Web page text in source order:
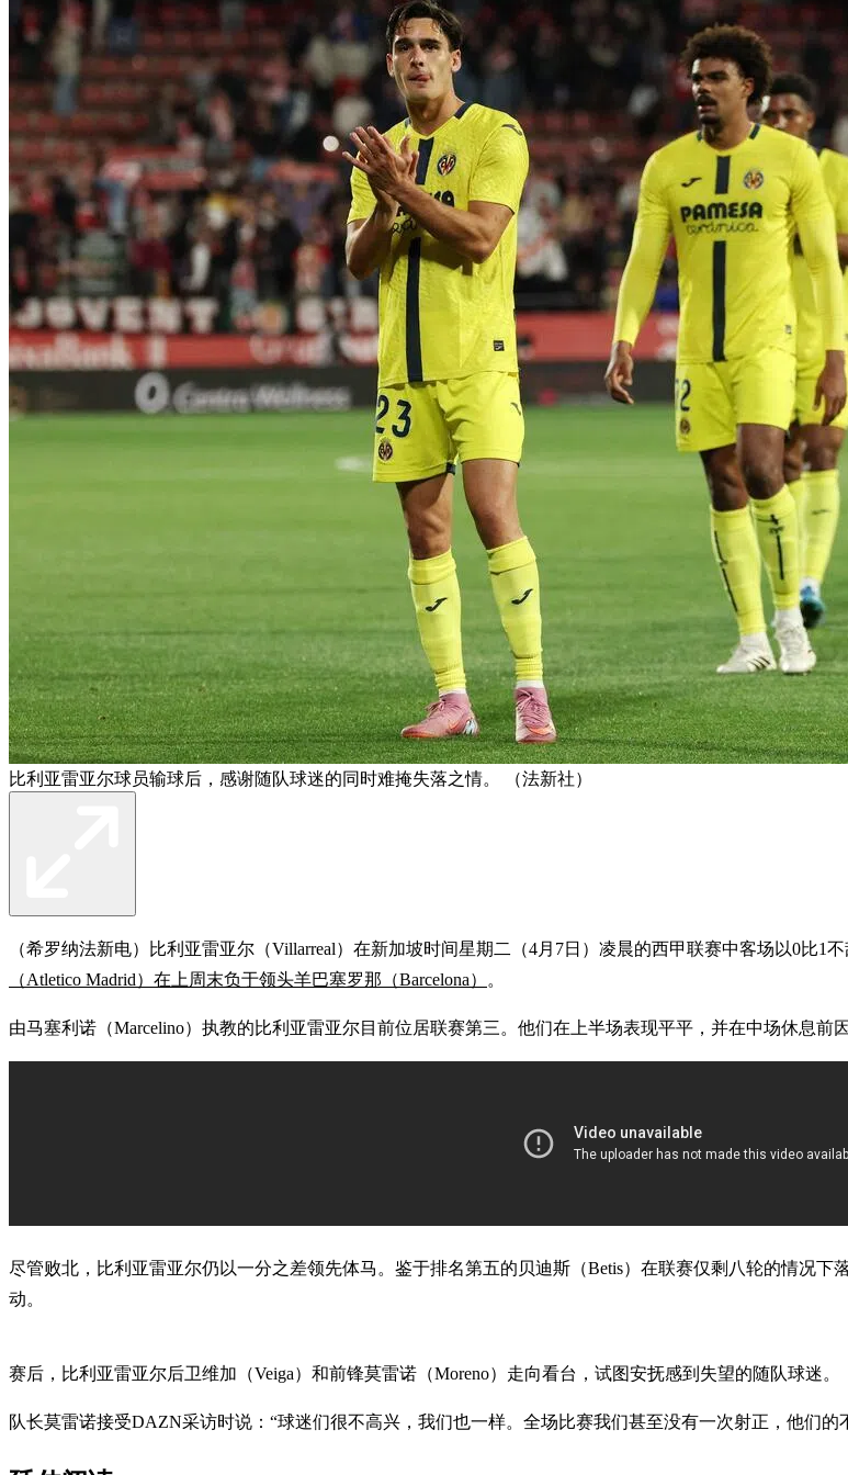
比利亚雷亚尔球员输球后，感谢随队球迷的同时难掩失落之情。 （法新社）
（希罗纳法新电）比利亚雷亚尔（Villarreal）在新加坡时间星期二（4月7日）凌晨的西甲联赛中客场以0比1
（Atletico Madrid）在上周末负于领头羊巴塞罗那（Barcelona）
。
由马塞利诺（Marcelino）执教的比利亚雷亚尔目前位居联赛第三。他们在上半场表现平平，并在中场休息前
尽管败北，比利亚雷亚尔仍以一分之差领先体马。鉴于排名第五的贝迪斯（Betis）在联赛仅剩八轮的情况
动。
赛后，比利亚雷亚尔后卫维加（Veiga）和前锋莫雷诺（Moreno）走向看台，试图安抚感到失望的随队球迷。
队长莫雷诺接受DAZN采访时说：“球迷们很不高兴，我们也一样。全场比赛我们甚至没有一次射正，他们的